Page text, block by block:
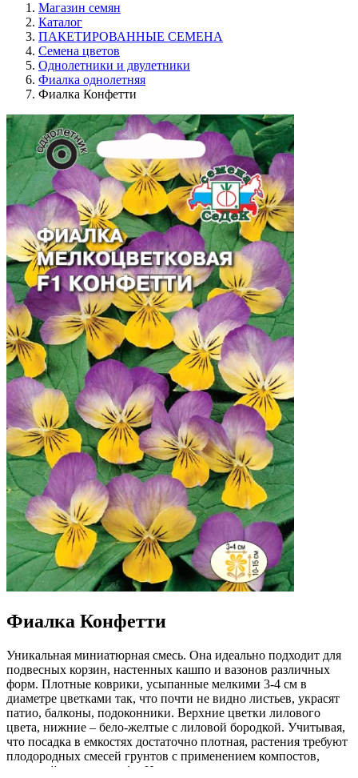
Магазин семян
Каталог
ПАКЕТИРОВАННЫЕ СЕМЕНА
Семена цветов
Однолетники и двулетники
Фиалка однолетняя
Фиалка Конфетти
Фиалка Конфетти
Уникальная миниатюрная смесь. Она идеально подходит для
подвесных корзин, настенных кашпо и вазонов различных
форм. Плотные коврики, усыпанные мелкими 3-4 см в
диаметре цветками так, что почти не видно листьев, украсят
патио, балконы, подоконники. Верхние цветки лилового
цвета, нижние – бело-желтые с лиловой бородкой. Учитывая,
что посадка в емкостях достаточно плотная, растения требуют
плодородных смесей грунтов с применением компостов,
листовой земли и торфа. Нельзя допускать пересыхания кома